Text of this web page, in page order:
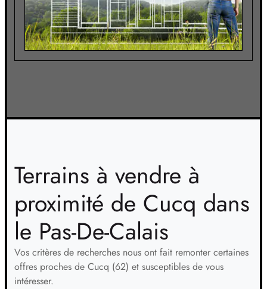
Terrains à vendre à
proximité de Cucq dans
le Pas-De-Calais
Vos critères de recherches nous ont fait remonter certaines
offres proches de Cucq (62) et susceptibles de vous
intéresser.